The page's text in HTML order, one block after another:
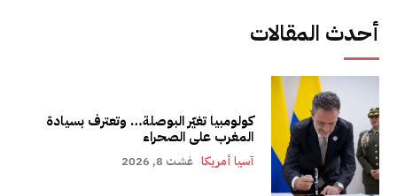
أحدث المقالات
كولومبيا تغيّر البوصلة… وتعترف بسيادة
المغرب على الصحراء
آسيا أمريكا غشت 8, 2026